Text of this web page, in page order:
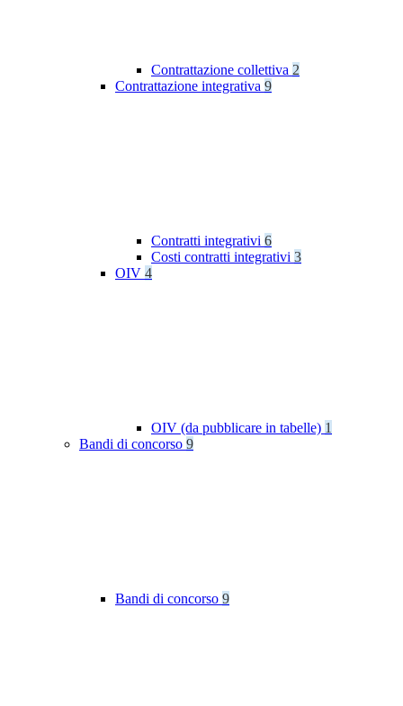
Contrattazione collettiva 2
Contrattazione integrativa 9
Contratti integrativi 6
Costi contratti integrativi 3
OIV 4
OIV (da pubblicare in tabelle) 1
Bandi di concorso 9
Bandi di concorso 9